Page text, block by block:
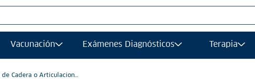
Vacunación Exámenes Diagnósticos Terapia
de Cadera o Articulacion